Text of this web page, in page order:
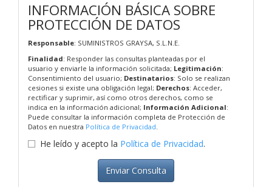
INFORMACIÓN BÁSICA SOBRE
PROTECCIÓN DE DATOS
Responsable: SUMINISTROS GRAYSA, S.L.N.E.
Finalidad: Responder las consultas planteadas por el
usuario y enviarle la información solicitada; Legitimación:
Consentimiento del usuario; Destinatarios: Solo se realizan
cesiones si existe una obligación legal; Derechos: Acceder,
rectificar y suprimir, así como otros derechos, como se
indica en la información adicional; Información Adicional:
Puede consultar la información completa de Protección de
Datos en nuestra Política de Privacidad.
He leído y acepto la Política de Privacidad.
Enviar Consulta